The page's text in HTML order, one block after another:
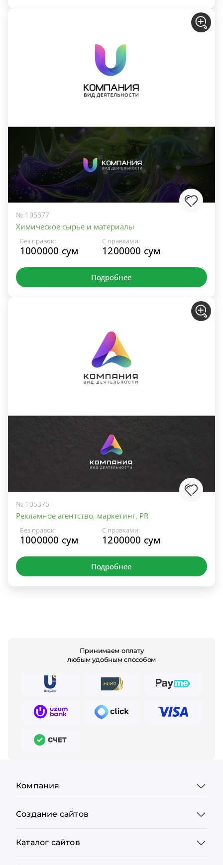
№ 105377
Химическое сырье и материалы
Без правок:
1000000 сум
С правками:
1200000 сум
Подробнее
№ 105375
Рекламное агентство, маркетинг, PR
Без правок:
1000000 сум
С правками:
1200000 сум
Подробнее
Принимаем оплату
любым удобным способом
Компания
Создание сайтов
Каталог сайтов